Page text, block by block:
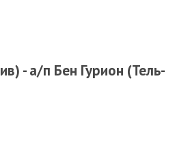
- а/п Бен Гурион (Тель-